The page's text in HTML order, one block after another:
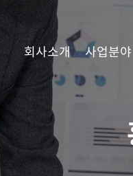
회사소개 사업분야